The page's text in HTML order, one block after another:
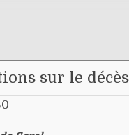
sur le décès